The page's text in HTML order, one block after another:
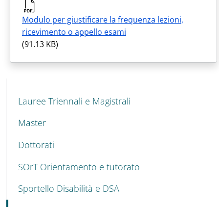
Modulo per giustificare la frequenza lezioni,
ricevimento o appello esami
(91.13 KB)
MAIN NAVIGATION
Lauree Triennali e Magistrali
Master
Dottorati
SOrT Orientamento e tutorato
Sportello Disabilità e DSA